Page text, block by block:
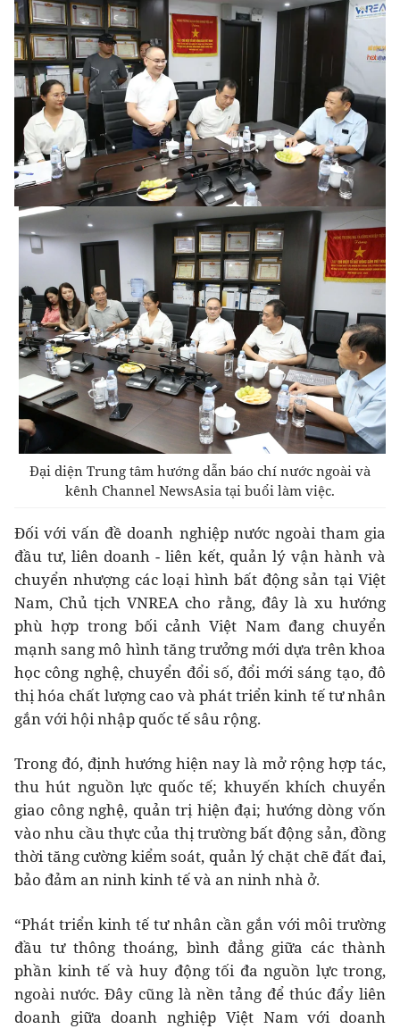
Đại diện Trung tâm hướng dẫn báo chí nước ngoài và
kênh Channel NewsAsia tại buổi làm việc.
Đối với vấn đề doanh nghiệp nước ngoài tham gia
đầu tư, liên doanh - liên kết, quản lý vận hành và
chuyển nhượng các loại hình bất động sản tại Việt
Nam, Chủ tịch VNREA cho rằng, đây là xu hướng
phù hợp trong bối cảnh Việt Nam đang chuyển
mạnh sang mô hình tăng trưởng mới dựa trên khoa
học công nghệ, chuyển đổi số, đổi mới sáng tạo, đô
thị hóa chất lượng cao và phát triển kinh tế tư nhân
gắn với hội nhập quốc tế sâu rộng.
Trong đó, định hướng hiện nay là mở rộng hợp tác,
thu hút nguồn lực quốc tế; khuyến khích chuyển
giao công nghệ, quản trị hiện đại; hướng dòng vốn
vào nhu cầu thực của thị trường bất động sản, đồng
thời tăng cường kiểm soát, quản lý chặt chẽ đất đai,
bảo đảm an ninh kinh tế và an ninh nhà ở.
“Phát triển kinh tế tư nhân cần gắn với môi trường
đầu tư thông thoáng, bình đẳng giữa các thành
phần kinh tế và huy động tối đa nguồn lực trong,
ngoài nước. Đây cũng là nền tảng để thúc đẩy liên
doanh giữa doanh nghiệp Việt Nam với doanh